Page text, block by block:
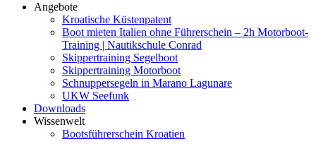
Angebote
Kroatische Küstenpatent
Boot mieten Italien ohne Führerschein – 2h Motorboot-
Training | Nautikschule Conrad
Skippertraining Segelboot
Skippertraining Motorboot
Schnuppersegeln in Marano Lagunare
UKW Seefunk
Downloads
Wissenwelt
Bootsführerschein Kroatien